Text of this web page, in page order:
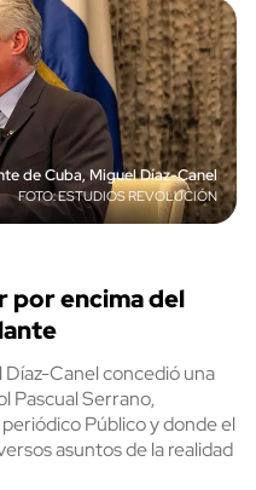
de Cuba, Miguel Díaz-Canel
ESTUDIOS REVOLUCIÓN
por encima del
Canel concedió una
Pascual Serrano,
Público y donde el
asuntos de la realidad